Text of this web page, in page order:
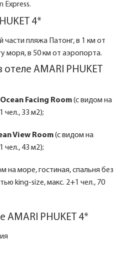
Express.
4*
пляжа Патонг, в 1 км от
моря, в 50 км от аэропорта.
AMARI PHUKET
Facing Room(с видом на
чел., 33 м2);
View Room(с видом на
чел., 43 м2);
на море, гостиная, спальня без
king-size, макс. 2+1 чел., 70
AMARI PHUKET 4*